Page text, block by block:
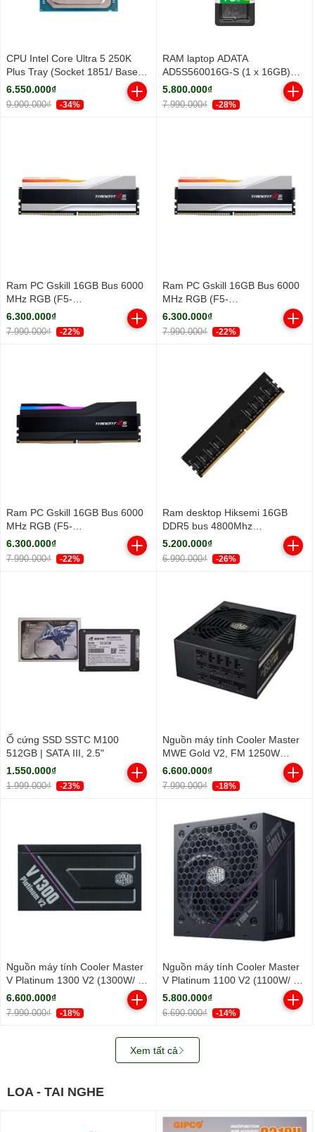
CPU Intel Core Ultra 5 250K
Plus Tray (Socket 1851/ Base
3.3Ghz/ Turbo 5.3GHz/ 18
Cores/ 18 Threads/ Cache
30MB)
6.550.000₫
9.900.000₫ -34%
RAM laptop ADATA
AD5S560016G-S (1 x 16GB)
DDR5 5600MHz
5.800.000₫
7.990.000₫ -28%
Ram PC Gskill 16GB Bus 6000
MHz RGB (F5-
6000J3636F16GX1-TZ5RW)
6.300.000₫
7.990.000₫ -22%
Ram PC Gskill 16GB Bus 6000
MHz RGB (F5-
6000J3636F16GX1-TZ5RS)
6.300.000₫
7.990.000₫ -22%
Ram PC Gskill 16GB Bus 6000
MHz RGB (F5-
6000J3636F16GX1-TZ5RK)
6.300.000₫
7.990.000₫ -22%
Ram desktop Hiksemi 16GB
DDR5 bus 4800Mhz
(HSC516U48Z1-16G)
5.200.000₫
6.990.000₫ -26%
Ổ cứng SSD SSTC M100
512GB | SATA III, 2.5"
1.550.000₫
1.999.000₫ -23%
Nguồn máy tính Cooler Master
MWE Gold V2, FM 1250W
ATX3.1 A/EU Cable (80 Plus
Gold/ Full-Modular/ ATX/ Đen)
6.600.000₫
7.990.000₫ -18%
Nguồn máy tính Cooler Master
V Platinum 1300 V2 (1300W/ 80
Plus Platinum/ Full-Modular/
ATX/ Đen)
6.600.000₫
7.990.000₫ -18%
Nguồn máy tính Cooler Master
V Platinum 1100 V2 (1100W/ 80
Plus Platinum/ Full-Modular/
ATX/ Đen)
5.800.000₫
6.690.000₫ -14%
Xem tất cả
LOA - TAI NGHE